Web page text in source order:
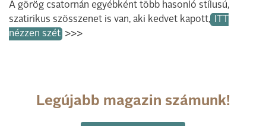
A görög csatornán egyébként több hasonló stílusú,
szatirikus szösszenet is van, aki kedvet kapott,
nézzen szét >>>
Legújabb magazin számunk!